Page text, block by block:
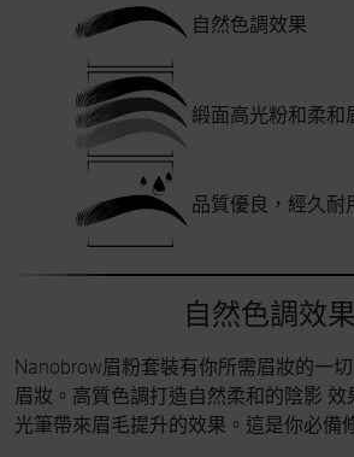
自然色調效果
緞面高光粉和柔和
品質優良，經久耐
自然色調效果
Nanobrow眉粉套裝有你所需眉妝的一
眉妝。高質色調打造自然柔和的陰影
光筆帶來眉毛提升的效果。這是你必備